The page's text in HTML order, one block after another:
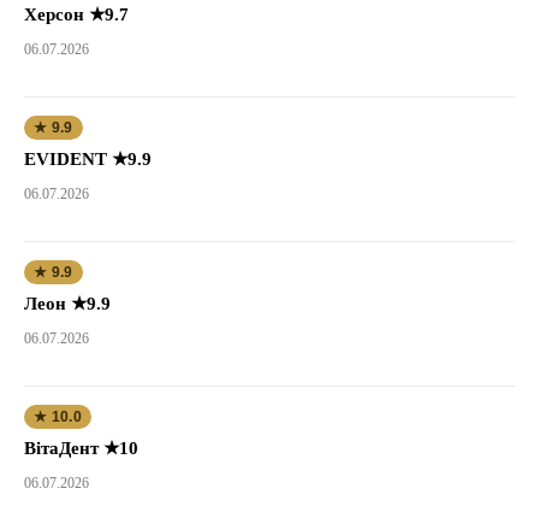
Херсон ★9.7
06.07.2026
★ 9.9
EVIDENT ★9.9
06.07.2026
★ 9.9
Леон ★9.9
06.07.2026
★ 10.0
ВітаДент ★10
06.07.2026